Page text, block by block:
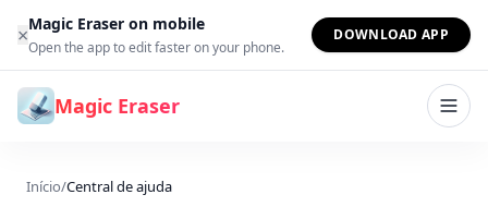
Ir para o conteúdo
×Magic Eraser on mobile
Open the app to edit faster on your phone.
DOWNLOAD APP
Magic Eraser
Início/Central de ajuda